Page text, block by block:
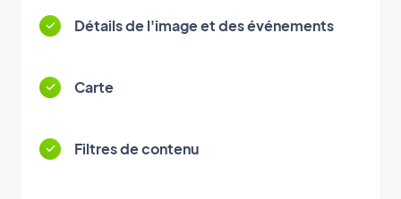
Détails de l'image et des événements
Carte
Filtres de contenu